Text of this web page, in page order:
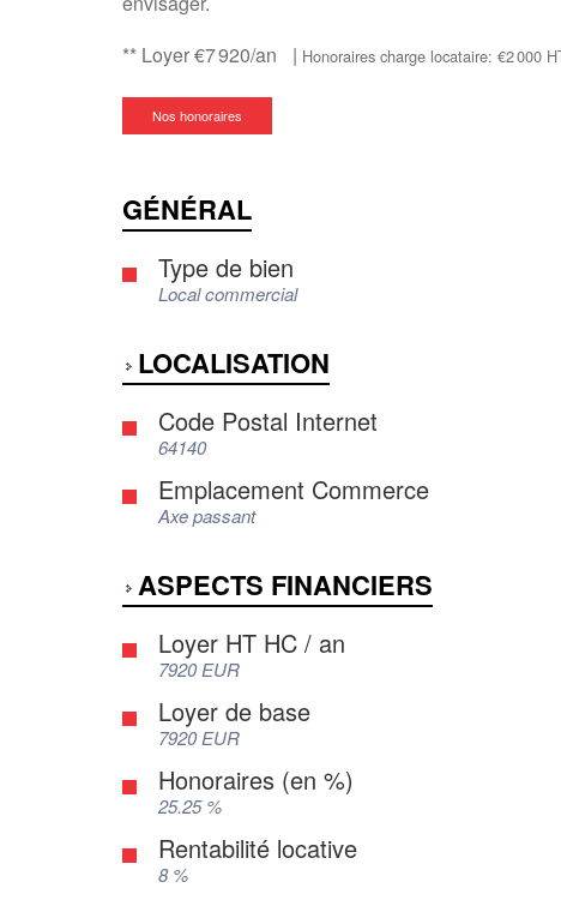
** Loyer €7 920/an | Honoraires charge locataire: €2 000
Nos honoraires
GÉNÉRAL
Type de bien
Local commercial
LOCALISATION
Code Postal Internet
64140
Emplacement Commerce
Axe passant
ASPECTS FINANCIERS
Loyer HT HC / an
7920 EUR
Loyer de base
7920 EUR
Honoraires (en %)
25.25 %
Rentabilité locative
8 %